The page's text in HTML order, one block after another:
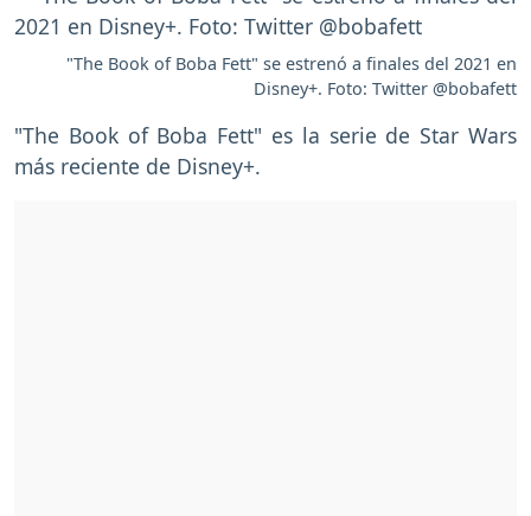
"The Book of Boba Fett" se estrenó a finales del 2021 en
Disney+. Foto: Twitter @bobafett
"The Book of Boba Fett" es la serie de Star Wars
más reciente de Disney+.